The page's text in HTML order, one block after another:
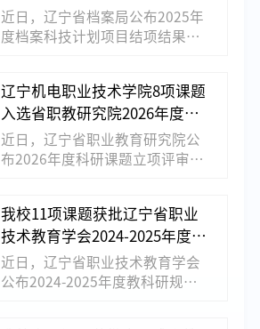
下一步，学校将规范课题全过程
管理，督促各课题组扎实推进研
校党建理论研究，持续鼓励党务
工作者立足办学实际深耕党建课
究赋能基层党建提质增效，以高
质量党建引领学校事业高质量发
22日
近日，辽宁省档案局公布2025年
度档案科技计划项目结项结果，
目均顺利通过审查验收，圆满完
成结项。其中，王婷婷老师主持
的《丹东抗美援朝历史档案资源
活化利用助力辽宁全面振兴新突
提供档案赋能路径；张琦老师主
持的《高校教学电子文件单套制
校教学档案管理实际，探索电子
文件单套制管理的实操体系。...
辽宁机电职业技术学院8项课题
入选省职教研究院2026年度科
研立项
近日，辽宁省职业教育研究院公
布2026年度科研课题立项评审结
产教融合、专业建设等多个关键
领域，彰显学校强劲的科研实力
与教研创新活力。此次立项的8项
课题聚焦职业教育高质量发展核
我校11项课题获批辽宁省职业
技术教育学会2024-2025年度教
科研规划项目
近日，辽宁省职业技术教育学会
公布2024-2025年度教科研规划